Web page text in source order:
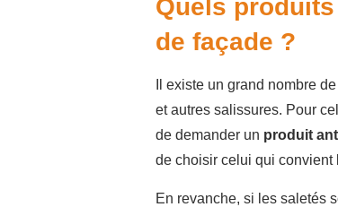
Quels
de façade ?
Il existe un grand nombre
et autres salissures. Pour
de demander un produit
de choisir celui qui convient
En revanche, si les saletés